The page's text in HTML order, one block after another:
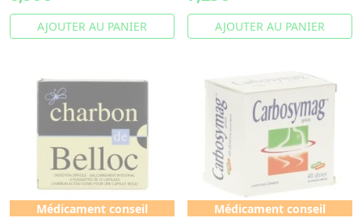
AJOUTER AU PANIER AJOUTER AU PANIER
Médicament conseil Médicament conseil